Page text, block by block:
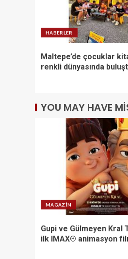
HABERLER
Maltepe’de çocuklar
renkli dünyasında
YOU MAY HAVE
MAGAZIN
Gupi ve Gülmeyen Kral
ilk IMAX® animasyon